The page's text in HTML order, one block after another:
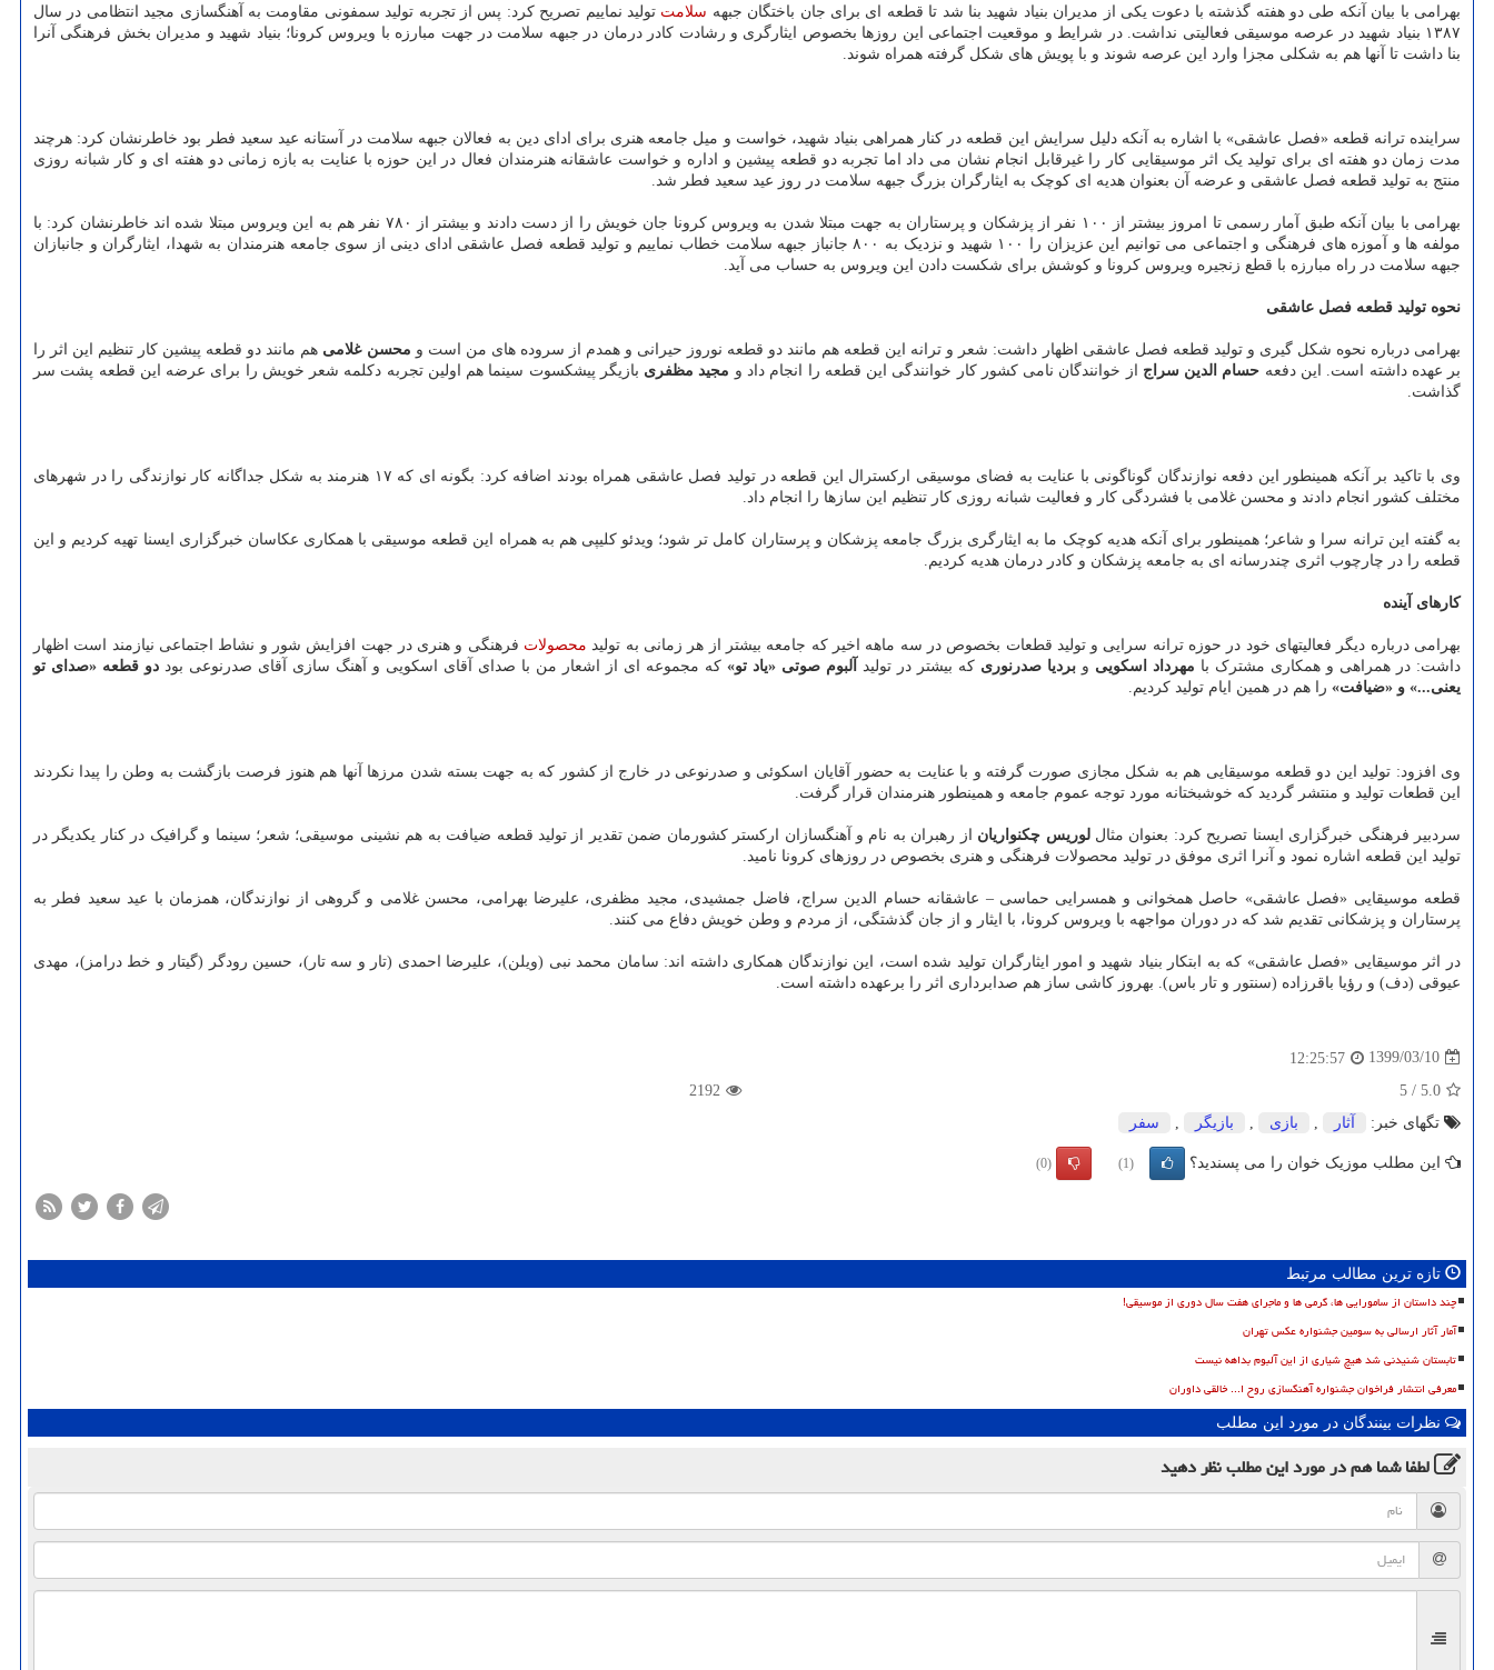
بهرامی با بیان آنکه طی دو هفته گذشته با دعوت یکی از مدیران بنیاد شهید بنا شد تا قطعه ای برای جان باختگان جبهه سلامت تولید نماییم تصریح کرد: پس از تجربه تولید سمفونی مقاومت به آهنگسازی مجید انتظامی در سال
۱۳۸۷ بنیاد شهید در عرصه موسیقی فعالیتی نداشت. در شرایط و موقعیت اجتماعی این روزها بخصوص ایثارگری و رشادت کادر درمان در جبهه سلامت در جهت مبارزه با ویروس کرونا؛ بنیاد شهید و مدیران بخش فرهنگی آنرا
بنا داشت تا آنها هم به شکلی مجزا وارد این عرصه شوند و با پویش های شکل گرفته همراه شوند.
سراینده ترانه قطعه «فصل عاشقی» با اشاره به آنکه دلیل سرایش این قطعه در کنار همراهی بنیاد شهید، خواست و میل جامعه هنری برای ادای دین به فعالان جبهه سلامت در آستانه عید سعید فطر بود خاطرنشان کرد: هرچند
مدت زمان دو هفته ای برای تولید یک اثر موسیقایی کار را غیرقابل انجام نشان می داد اما تجربه دو قطعه پیشین و اداره و خواست عاشقانه هنرمندان فعال در این حوزه با عنایت به بازه زمانی دو هفته ای و کار شبانه روزی
منتج به تولید قطعه فصل عاشقی و عرضه آن بعنوان هدیه ای کوچک به ایثارگران بزرگ جبهه سلامت در روز عید سعید فطر شد.
بهرامی با بیان آنکه طبق آمار رسمی تا امروز بیشتر از ۱۰۰ نفر از پزشکان و پرستاران به جهت مبتلا شدن به ویروس کرونا جان خویش را از دست دادند و بیشتر از ۷۸۰ نفر هم به این ویروس مبتلا شده اند خاطرنشان کرد: با
مولفه ها و آموزه های فرهنگی و اجتماعی می توانیم این عزیزان را ۱۰۰ شهید و نزدیک به ۸۰۰ جانباز جبهه سلامت خطاب نماییم و تولید قطعه فصل عاشقی ادای دینی از سوی جامعه هنرمندان به شهدا، ایثارگران و جانبازان
جبهه سلامت در راه مبارزه با قطع زنجیره ویروس کرونا و کوشش برای شکست دادن این ویروس به حساب می آید.
نحوه تولید قطعه فصل عاشقی
بهرامی درباره نحوه شکل گیری و تولید قطعه فصل عاشقی اظهار داشت: شعر و ترانه این قطعه هم مانند دو قطعه نوروز حیرانی و همدم از سروده های من است و محسن غلامی هم مانند دو قطعه پیشین کار تنظیم این اثر را
بر عهده داشته است. این دفعه حسام الدین سراج از خوانندگان نامی کشور کار خوانندگی این قطعه را انجام داد و مجید مظفری بازیگر پیشکسوت سینما هم اولین تجربه دکلمه شعر خویش را برای عرضه این قطعه پشت سر
گذاشت.
وی با تاکید بر آنکه همینطور این دفعه نوازندگان گوناگونی با عنایت به فضای موسیقی ارکسترال این قطعه در تولید فصل عاشقی همراه بودند اضافه کرد: بگونه ای که ۱۷ هنرمند به شکل جداگانه کار نوازندگی را در شهرهای
مختلف کشور انجام دادند و محسن غلامی با فشردگی کار و فعالیت شبانه روزی کار تنظیم این سازها را انجام داد.
به گفته این ترانه سرا و شاعر؛ همینطور برای آنکه هدیه کوچک ما به ایثارگری بزرگ جامعه پزشکان و پرستاران کامل تر شود؛ ویدئو کلیپی هم به همراه این قطعه موسیقی با همکاری عکاسان خبرگزاری ایسنا تهیه کردیم و این
قطعه را در چارچوب اثری چندرسانه ای به جامعه پزشکان و کادر درمان هدیه کردیم.
کارهای آینده
بهرامی درباره دیگر فعالیتهای خود در حوزه ترانه سرایی و تولید قطعات بخصوص در سه ماهه اخیر که جامعه بیشتر از هر زمانی به تولید محصولات فرهنگی و هنری در جهت افزایش شور و نشاط اجتماعی نیازمند است اظهار
داشت: در همراهی و همکاری مشترک با مهرداد اسکویی و بردیا صدرنوری که بیشتر در تولید آلبوم صوتی «یاد تو» که مجموعه ای از اشعار من با صدای آقای اسکویی و آهنگ سازی آقای صدرنوعی بود دو قطعه «صدای تو
یعنی...» و «ضیافت» را هم در همین ایام تولید کردیم.
وی افزود: تولید این دو قطعه موسیقایی هم به شکل مجازی صورت گرفته و با عنایت به حضور آقایان اسکوئی و صدرنوعی در خارج از کشور که به جهت بسته شدن مرزها آنها هم هنوز فرصت بازگشت به وطن را پیدا نکردند
این قطعات تولید و منتشر گردید که خوشبختانه مورد توجه عموم جامعه و همینطور هنرمندان قرار گرفت.
سردبیر فرهنگی خبرگزاری ایسنا تصریح کرد: بعنوان مثاللوریس چکنواریان از رهبران به نام و آهنگسازان ارکستر کشورمان ضمن تقدیر از تولید قطعه ضیافت به هم نشینی موسیقی؛ شعر؛ سینما و گرافیک در کنار یکدیگر در
تولید این قطعه اشاره نمود و آنرا اثری موفق در تولید محصولات فرهنگی و هنری بخصوص در روزهای کرونا نامید.
قطعه موسیقایی «فصل عاشقی» حاصل همخوانی و همسرایی حماسی – عاشقانه حسام الدین سراج، فاضل جمشیدی، مجید مظفری، علیرضا بهرامی، محسن غلامی و گروهی از نوازندگان، همزمان با عید سعید فطر به
پرستاران و پزشکانی تقدیم شد که در دوران مواجهه با ویروس کرونا، با ایثار و از جان گذشتگی، از مردم و وطن خویش دفاع می کنند.
در اثر موسیقایی «فصل عاشقی» که به ابتکار بنیاد شهید و امور ایثارگران تولید شده است، این نوازندگان همکاری داشته اند: سامان محمد نبی (ویلن)، علیرضا احمدی (تار و سه تار)، حسین رودگر (گیتار و خط درامز)، مهدی
عیوقی (دف) و رؤیا باقرزاده (سنتور و تار باس). بهروز کاشی ساز هم صدابرداری اثر را برعهده داشته است.
1399/03/10
12:25:57
5.0
/
5
2192
تگهای خبر:
آثار بازی بازیگر سفر
این مطلب موزیک خوان را می پسندید؟ (1)
(0)
تازه ترین مطالب مرتبط
چند داستان از سامورایی ها، گرمی ها و ماجرای هفت سال دوری از موسیقی!
آمار آثار ارسالی به سومین جشنواره عکس تهران
تابستان شنیدنی شد هیچ شیاری از این آلبوم بداهه نیست
معرفی انتشار فراخوان جشنواره آهنگسازی روح ا... خالقی داوران
نظرات بینندگان در مورد این مطلب
لطفا شما همدر مورد این مطلبنظر دهید